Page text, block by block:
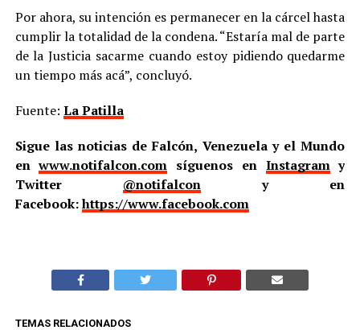
Por ahora, su intención es permanecer en la cárcel hasta
cumplir la totalidad de la condena. “Estaría mal de parte
de la Justicia sacarme cuando estoy pidiendo quedarme
un tiempo más acá”, concluyó.
Fuente: La Patilla
Sigue las noticias de Falcón, Venezuela y el Mundo
enwww.notifalcon.com síguenos en Instagramy
Twitter @notifalcony en
Facebook:https://www.facebook.com
TEMAS RELACIONADOS